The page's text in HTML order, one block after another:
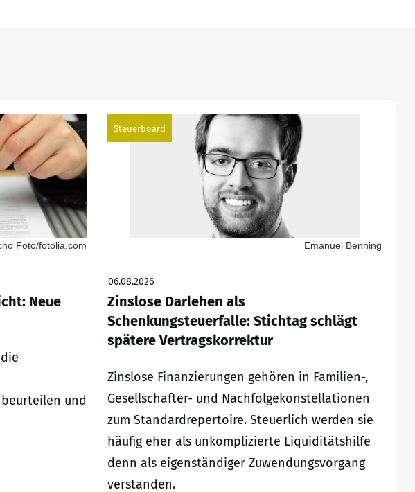
Foto/fotolia.com
Neue
und
Steuerboard
Emanuel Benning
06.08.2026
Zinslose Darlehen als
Schenkungsteuerfalle: Stichtag schlägt
spätere Vertragskorrektur
Zinslose Finanzierungen gehören in Familien-,
Gesellschafter- und Nachfolgekonstellationen
zum Standardrepertoire. Steuerlich werden sie
häufig eher als unkomplizierte Liquiditätshilfe
denn als eigenständiger Zuwendungsvorgang
verstanden.